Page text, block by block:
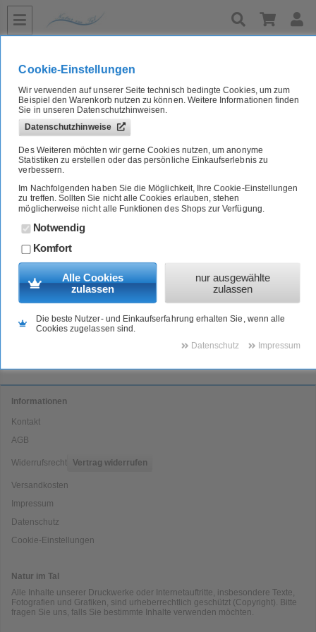
Haltbar bis 27.05.2026 Bio Kukicha Tee Japan, 75g TerraSana
Versenden einer Empfehlung des Artikels
Den Artikel "Haltbar bis 27.05.2026 Bio Kukicha Tee Japan, 75g TerraSana"
erforderliche Angaben
Absender(E-Mail-Adresse)
Name
Kommentar
Informationen
Kontakt
AGB
Widerrufsrecht Vertrag widerrufen
Versandkosten
Impressum
Datenschutz
Cookie-Einstellungen
Natur im Tal
Alle Inhalte unserer Druckwerke oder Internetauftritte, insbesondere Texte,
Fotografien und Grafiken, sind urheberrechtlich geschützt (Copyright). Bitte
fragen Sie uns, falls Sie bestimmte Inhalte verwenden möchten.
Cookie-Einstellungen
Wir verwenden auf unserer Seite technisch bedingte Cookies, um zum
Beispiel den Warenkorb nutzen zu können. Weitere Informationen finden
Sie in unseren Datenschutzhinweisen.
Datenschutzhinweise
Des Weiteren möchten wir gerne Cookies nutzen, um anonyme
Statistiken zu erstellen oder das persönliche Einkaufserlebnis zu
verbessern.
Im Nachfolgenden haben Sie die Möglichkeit, Ihre Cookie-Einstellungen
zu treffen. Sollten Sie nicht alle Cookies erlauben, stehen
möglicherweise nicht alle Funktionen des Shops zur Verfügung.
Notwendig
Komfort
Alle Cookies
zulassen
nur ausgewählte
zulassen
Die beste Nutzer- und Einkaufserfahrung erhalten Sie, wenn alle
Cookies zugelassen sind.
Datenschutz Impressum